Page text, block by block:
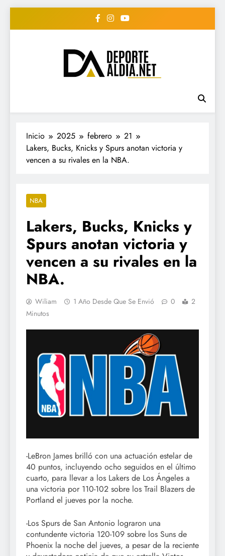
• DEPORTE AL DIA •
"Periodico Deportivo
Digital"
#deportealdiard #deportealdiaperiodico
Inicio 2025 febrero
21
Lakers, Bucks, Knicks y Spurs anotan victoria y
vencen a su rivales en la NBA.
NBA
Lakers, Bucks, Knicks y
Spurs anotan victoria y
vencen a su rivales en la
NBA.
Wiliam 1 Año Desde Que Se Envió 0
2
Minutos
-LeBron James brilló con una actuación estelar de
40 puntos, incluyendo ocho seguidos en el último
cuarto, para llevar a los Lakers de Los Ángeles a
una victoria por 110-102 sobre los Trail Blazers de
Portland el jueves por la noche.
-Los Spurs de San Antonio lograron una
contundente victoria 120-109 sobre los Suns de
Phoenix la noche del jueves, a pesar de la reciente